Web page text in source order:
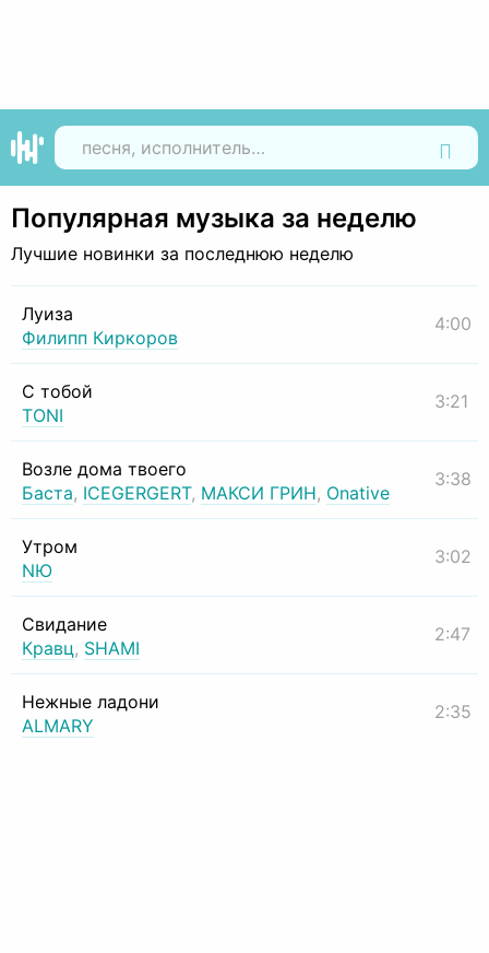
Популярная музыка за неделю
Лучшие новинки за последнюю неделю
Луиза
Филипп Киркоров
4:00
С тобой
TONI
3:21
Возле дома твоего
Баста, ICEGERGERT, МАКСИ ГРИН, Onative
3:38
Утром
NЮ
3:02
Свидание
Кравц, SHAMI
2:47
Нежные ладони
ALMARY
2:35